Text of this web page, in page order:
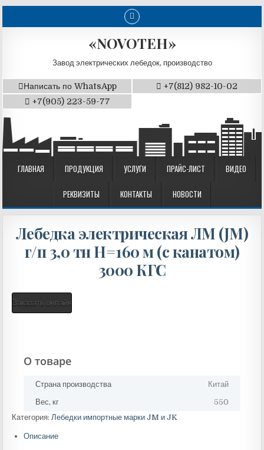
«NOVOTEH»
Завод электрических лебедок, производство
Написать по WhatsApp
+7(812) 982-10-02
+7(905) 223-59-77
ГЛАВНАЯ ПРОДУКЦИЯ УСЛУГИ ПРАЙС-ЛИСТ ВИДЕО
РЕКВИЗИТЫ КОНТАКТЫ НОВОСТИ
Лебедка электрическая ЛМ (JM)
г/п 3,0 тн Н=160 м (с канатом)
3000 КГС
Заказать онлайн
О товаре
Страна производства
Китай
Вес, кг
550
Категория:Лебедки импортные марки JM и JK
Описание